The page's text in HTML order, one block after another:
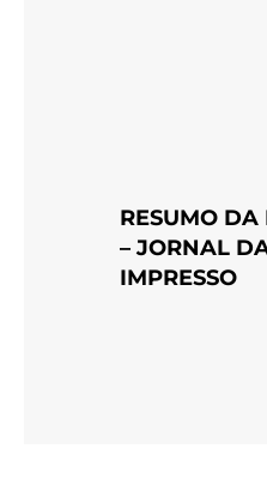
RESUMO
– JORNAL
IMPRESSO